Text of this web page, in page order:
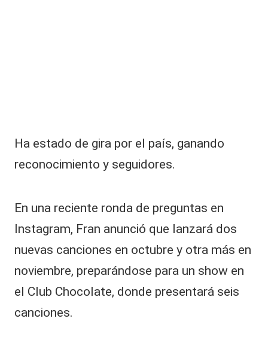
C
Ha estado de gira por el país, ganando
reconocimiento y seguidores.
En una reciente ronda de preguntas en
Instagram, Fran anunció que lanzará dos
nuevas canciones en octubre y otra más en
noviembre, preparándose para un show en
el Club Chocolate, donde presentará seis
canciones.